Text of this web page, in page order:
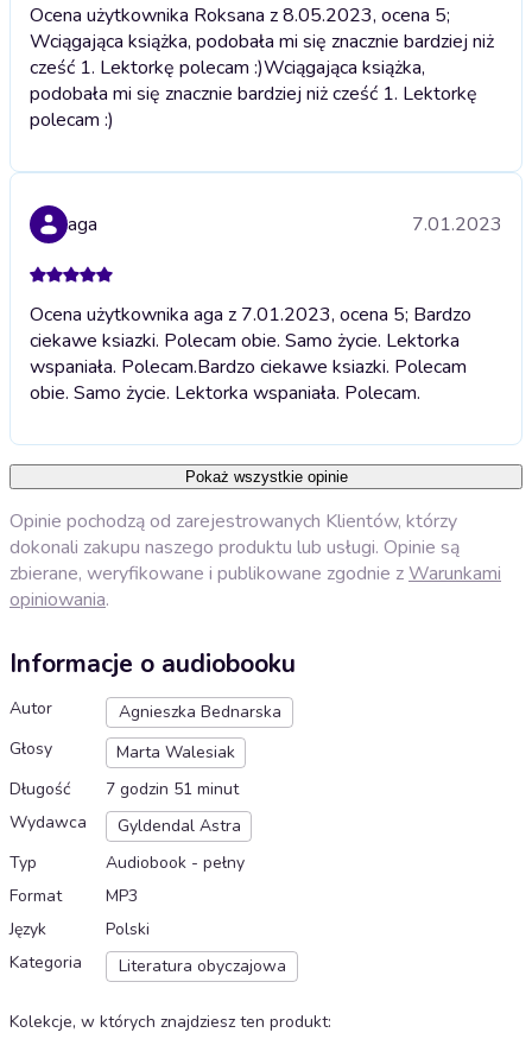
Ocena użytkownika Roksana z 8.05.2023, ocena 5;
Wciągająca książka, podobała mi się znacznie bardziej niż
cześć 1. Lektorkę polecam :)Wciągająca książka,
podobała mi się znacznie bardziej niż cześć 1. Lektorkę
polecam :)
aga 7.01.2023
Ocena użytkownika aga z 7.01.2023, ocena 5; Bardzo
ciekawe ksiazki. Polecam obie. Samo życie. Lektorka
wspaniała. Polecam.Bardzo ciekawe ksiazki. Polecam
obie. Samo życie. Lektorka wspaniała. Polecam.
Pokaż wszystkie opinie
Opinie pochodzą od zarejestrowanych Klientów, którzy
dokonali zakupu naszego produktu lub usługi. Opinie są
zbierane, weryfikowane i publikowane zgodnie zWarunkami
opiniowania.
Informacje o audiobooku
Autor
Agnieszka Bednarska
Głosy
Marta Walesiak
Długość
7 godzin 51 minut
Wydawca
Gyldendal Astra
Typ
Audiobook - pełny
Format
MP3
Język
Polski
Kategoria
Literatura obyczajowa
Kolekcje, w których znajdziesz ten produkt: